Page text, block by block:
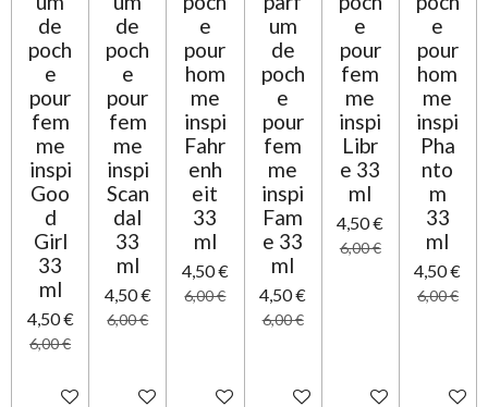
de
poch
e
pour
fem
me
inspi
Goo
d
Girl
33
ml
4,50 €
6,00 €
Ajouter au panier
de
poch
e
pour
fem
me
inspi
Scan
dal
33
ml
4,50 €
6,00 €
Ajouter au panier
e
pour
hom
me
inspi
Fahr
enh
eit
33
ml
4,50 €
6,00 €
Ajouter au panier
um
de
poch
e
pour
fem
me
inspi
Fam
e 33
ml
4,50 €
6,00 €
Ajouter au panier
e
pour
fem
me
inspi
Libr
e 33
ml
4,50 €
6,00 €
Ajouter au panier
e
pour
hom
me
inspi
Pha
nto
m
33
ml
4,50 €
6,00 €
Ajouter